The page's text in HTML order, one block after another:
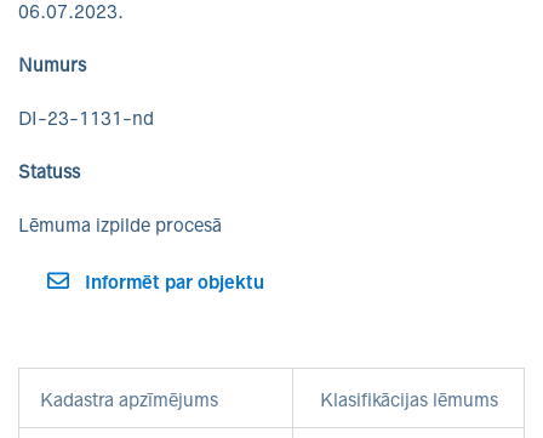
06.07.2023.
Numurs
DI-23-1131-nd
Statuss
Lēmuma izpilde procesā
Informēt par objektu
Kadastra apzīmējums Klasifikācijas lēmums